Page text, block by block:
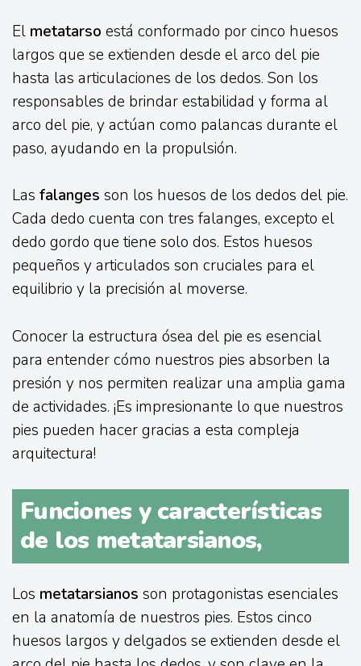
El metatarso está conformado por cinco huesos
largos que se extienden desde el arco del pie
hasta las articulaciones de los dedos. Son los
responsables de brindar estabilidad y forma al
arco del pie, y actúan como palancas durante el
paso, ayudando en la propulsión.
Las falanges son los huesos de los dedos del pie.
Cada dedo cuenta con tres falanges, excepto el
dedo gordo que tiene solo dos. Estos huesos
pequeños y articulados son cruciales para el
equilibrio y la precisión al moverse.
Conocer la estructura ósea del pie es esencial
para entender cómo nuestros pies absorben la
presión y nos permiten realizar una amplia gama
de actividades. ¡Es impresionante lo que nuestros
pies pueden hacer gracias a esta compleja
arquitectura!
Funciones y características
de los metatarsianos,
Los metatarsianos son protagonistas esenciales
en la anatomía de nuestros pies. Estos cinco
huesos largos y delgados se extienden desde el